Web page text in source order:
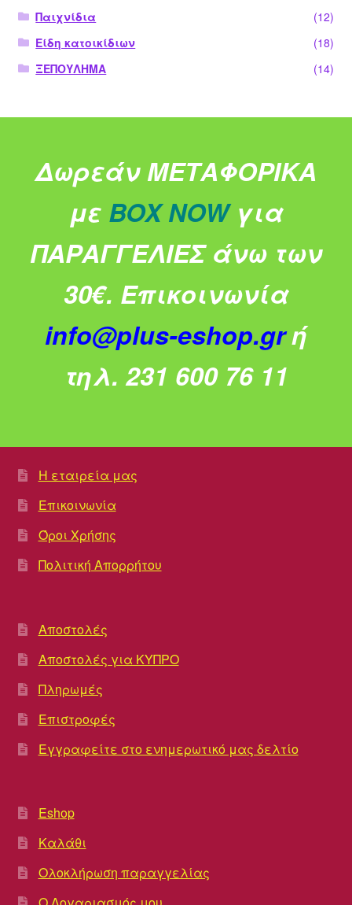
Παιχνίδια
(12)
Είδη κατοικίδιων
(18)
ΞΕΠΟΥΛΗΜΑ
(14)
Δωρεάν ΜΕΤΑΦΟΡΙΚΑ
με BOX NOW για
ΠΑΡΑΓΓΕΛΙΕΣ άνω των
30€. Επικοινωνία
info@plus-eshop.grή
τηλ. 231 600 76 11
Η εταιρεία μας
Επικοινωνία
Όροι Χρήσης
Πολιτική Απορρήτου
Αποστολές
Αποστολές για ΚΥΠΡΟ
Πληρωμές
Επιστροφές
Εγγραφείτε στο ενημερωτικό μας δελτίο
Eshop
Καλάθι
Ολοκλήρωση παραγγελίας